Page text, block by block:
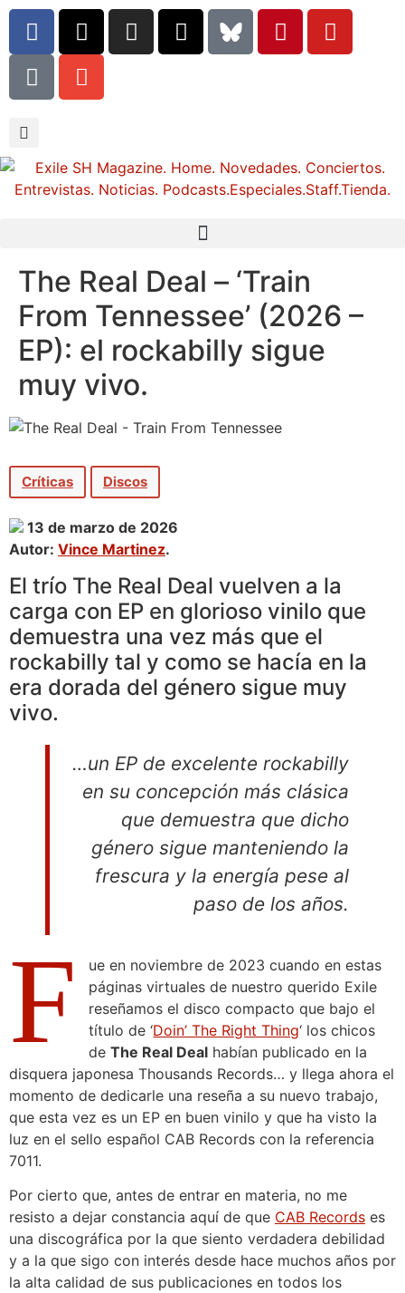
The Real Deal – ‘Train
From Tennessee’ (2026 –
EP): el rockabilly sigue
muy vivo.
Críticas Discos
13 de marzo de 2026
Autor: Vince Martinez.
El trío The Real Deal vuelven a la
carga con EP en glorioso vinilo que
demuestra una vez más que el
rockabilly tal y como se hacía en la
era dorada del género sigue muy
vivo.
…un EP de excelente rockabilly
en su concepción más clásica
que demuestra que dicho
género sigue manteniendo la
frescura y la energía pese al
paso de los años.
F
ue en noviembre de 2023 cuando en estas
páginas virtuales de nuestro querido Exile
reseñamos el disco compacto que bajo el
título de ‘Doin’ The Right Thing‘ los chicos
deThe Real Deal habían publicado en la
disquera japonesa Thousands Records… y llega ahora el
momento de dedicarle una reseña a su nuevo trabajo,
que esta vez es un EP en buen vinilo y que ha visto la
luz en el sello español CAB Records con la referencia
7011.
Por cierto que, antes de entrar en materia, no me
resisto a dejar constancia aquí de que CAB Records es
una discográfica por la que siento verdadera debilidad
y a la que sigo con interés desde hace muchos años por
la alta calidad de sus publicaciones en todos los